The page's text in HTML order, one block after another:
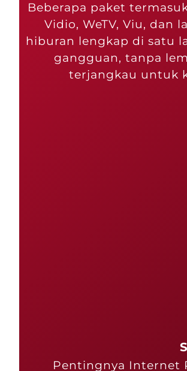
Beberapa paket
Vidio, WeTV, Viu,
hiburan lengkap di satu
gangguan, tanpa
terjangkau untuk
Pentingnya Internet